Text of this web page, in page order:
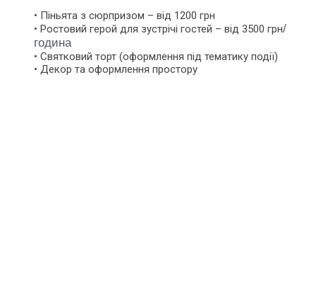
• Піньята з сюрпризом – від 1200 грн
• Ростовий герой для зустрічі гостей – від 3500 грн/
година
• Святковий торт (оформлення під тематику події)
• Декор та оформлення простору